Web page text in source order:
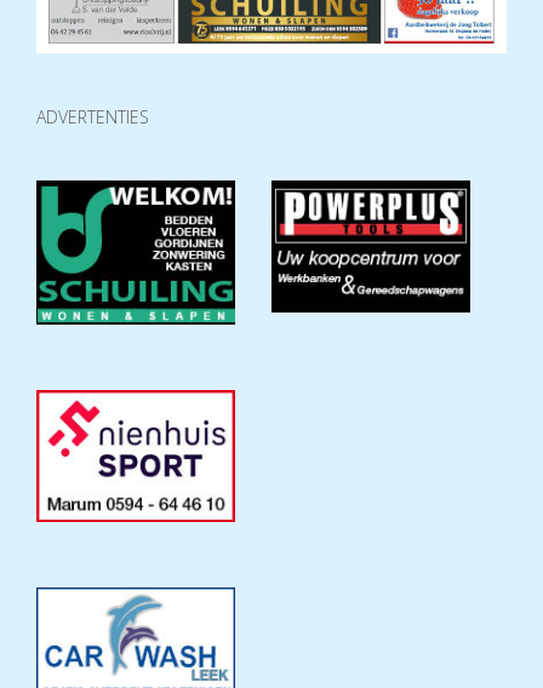
ADVERTENTIES